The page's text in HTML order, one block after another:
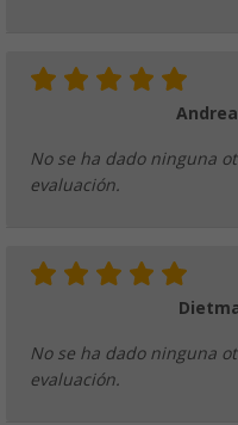
No se ha dado ninguna
evaluación.
No se ha dado ninguna
evaluación.